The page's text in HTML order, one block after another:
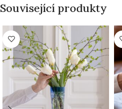
Související produkty
PRODÁNO